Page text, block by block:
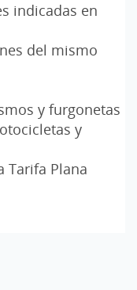
indicadas en
del mismo
y furgonetas
y
Plana